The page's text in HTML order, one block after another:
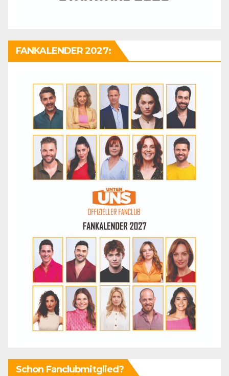
FANKALENDER 2027:
Schon Fanclubmitglied?